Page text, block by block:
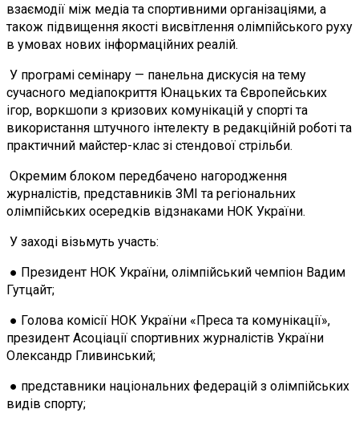
взаємодії між медіа та спортивними організаціями, а
також підвищення якості висвітлення олімпійського руху
в умовах нових інформаційних реалій.
У програмі семінару — панельна дискусія на тему
сучасного медіапокриття Юнацьких та Європейських
ігор, воркшопи з кризових комунікацій у спорті та
використання штучного інтелекту в редакційній роботі та
практичний майстер-клас зі стендової стрільби.
Окремим блоком передбачено нагородження
журналістів, представників ЗМІ та регіональних
олімпійських осередків відзнаками НОК України.
У заході візьмуть участь:
● Президент НОК України, олімпійський чемпіон Вадим
Гутцайт;
● Голова комісії НОК України «Преса та комунікації»,
президент Асоціації спортивних журналістів України
Олександр Гливинський;
● представники національних федерацій з олімпійських
видів спорту;